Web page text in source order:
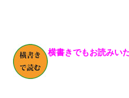
横書きでもお読みい